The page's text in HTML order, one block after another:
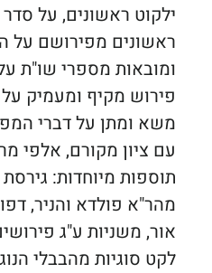
ילקוט ראשונים, על
ראשונים מפירושם על
ומובאות מספרי שו"ת
פירוש מקיף ומעמיק
משא ומתן על דברי
עם ציון מקורם, אלפי
תוספות מיוחדות:
מהר"א פולדא והניר,
אור, משניות ע"ג
לקט סוגיות מהבבלי